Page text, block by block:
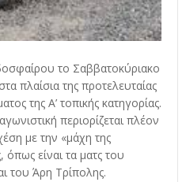
το Σαββατοκύριακο
πλαίσια της προτελευταίας
της Α’ τοπικής κατηγορίας.
περιορίζεται πλέον
με την «μάχη της
είναι τα ματς του
του Άρη Τρίπολης.